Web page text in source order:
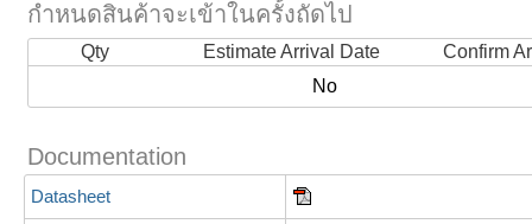
กำหนดสินค้าจะเข้าในครั้งถัดไป
Qty Estimate Arrival Date
Confirm
No
Documentation
Datasheet